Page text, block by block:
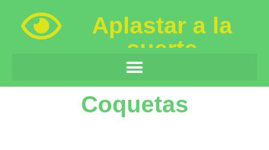
Aplastar a la
suerte
Coquetas